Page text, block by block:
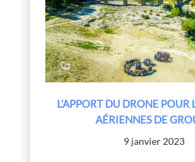
L’APPORT DU DRONE POUR
AÉRIENNES DE
9 janvier 2023